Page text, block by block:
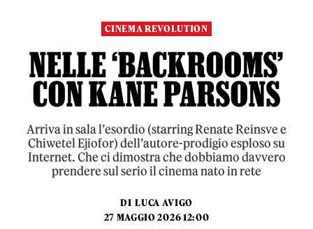
CINEMA REVOLUTION
NELLE ‘BACKROOMS’
CON KANE PARSONS
Arriva in sala l’esordio (starring Renate Reinsve e
Chiwetel Ejiofor) dell’autore-prodigio esploso su
Internet. Che ci dimostra che dobbiamo davvero
prendere sul serio il cinema nato in rete
DI LUCA AVIGO
27 MAGGIO 2026 12:00